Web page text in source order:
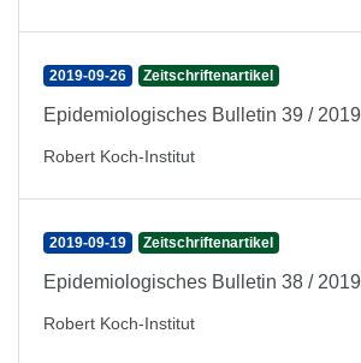
2019-09-26 Zeitschriftenartikel
Epidemiologisches Bulletin 39 / 2019
Robert Koch-Institut
2019-09-19 Zeitschriftenartikel
Epidemiologisches Bulletin 38 / 2019
Robert Koch-Institut